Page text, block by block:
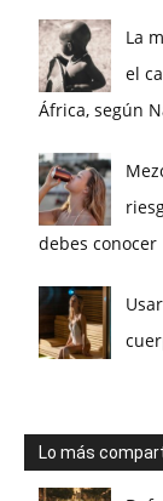
La
el
África, según
debes conocer
Lo más